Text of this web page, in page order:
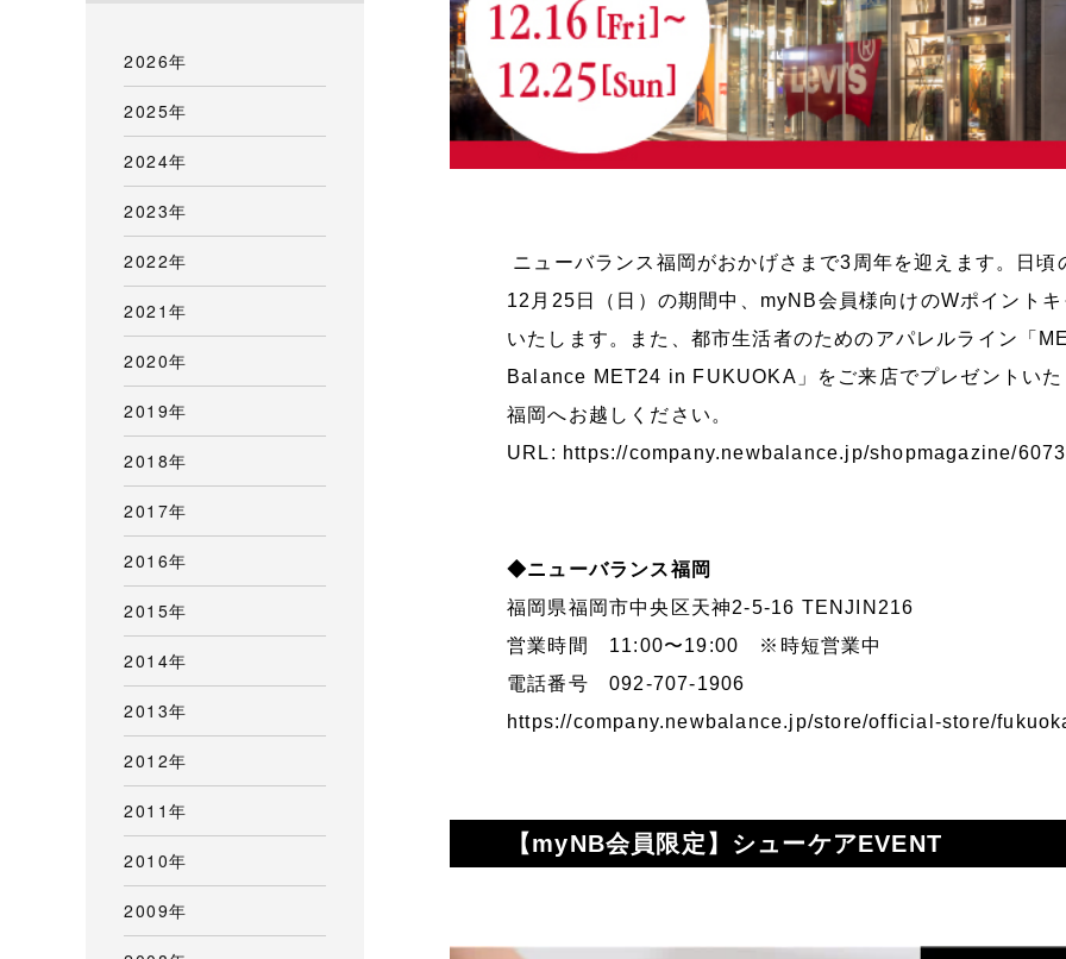
ニューバランス福岡がおかげさまで3周年を迎えます。日
12月25日（日）の期間中、myNB会員様向けのWポイント
いたします。また、都市生活者のためのアパレルライン「
Balance MET24 in FUKUOKA」をご来店でプレゼントい
福岡へお越しください。
URL: https://company.newbalance.jp/shopmagazine/
◆ニューバランス福岡
福岡県福岡市中央区天神2-5-16 TENJIN216
営業時間 11:00〜19:00 ※時短営業中
電話番号 092-707-1906
https://company.newbalance.jp/store/official-store/
【myNB会員限定】シューケアEVENT
2026年
2025年
2024年
2023年
2022年
2021年
2020年
2019年
2018年
2017年
2016年
2015年
2014年
2013年
2012年
2011年
2010年
2009年